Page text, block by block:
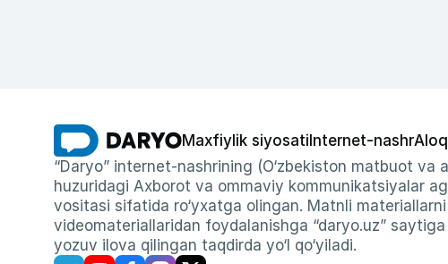
Maxfiylik siyosati Internet-nashr
“Daryo” internet-nashrining (O‘zbekiston matbuot va
huzuridagi Axborot va ommaviy kommunikatsiyalar
vositasi sifatida ro‘yxatga olingan. Matnli
videomateriallaridan foydalanishga “daryo.uz”
yozuv ilova qilingan taqdirda yo‘l qo‘yiladi.